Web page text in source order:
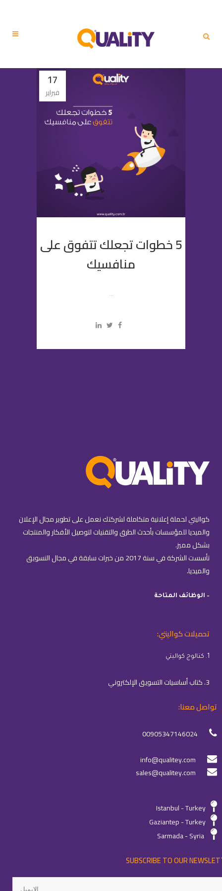
17
فبراير
5 خطوات تجعلك تتفوق على
منافسيك
...
كواليتي لحملة إعلانية متكاملة لشركتك نعمل على تطوير مجال الإعلان
والميديا للمؤسسات بأحدث الطرق والتقنيات لتوصيل الأفكار والمنتجات
بشكل مميز.
تأسست الشركة في سنة 2017 من خبرات سابقة في مجال التسويق
والميديا.
– الوظائف المتاحة
تحميلات كواليتي:
1. كتالوج كواليتي
3. كتاب أساسيات التسويق الإلكتروني
تواصل معنا:
00905347146024
info@qualitey.com
sales@qualitey.com
Istanbul - Turkey
Gaziantep - Turkey
Sarmada - Syria
SUBSCRIBE TO OUR